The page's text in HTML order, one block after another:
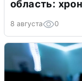
область:
8 августа 0